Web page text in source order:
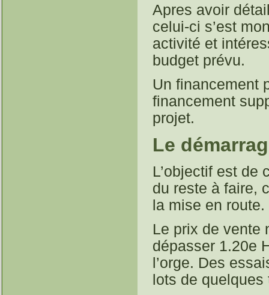
Apres avoir
celui-ci s’est
activité et
budget prévu.
Un financement
financement
projet.
Le
L’objectif est de
du reste à faire,
la mise en route.
Le prix de vente
dépasser 1.20e
l’orge. Des
lots de quelques